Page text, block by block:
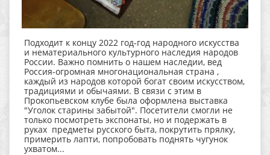
Подходит к концу 2022 год-год народного искусства
и нематериального культурного наследия народов
России. Важно помнить о нашем наследии, вед
Россия-огромная многонациональная страна ,
каждый из народов которой богат своим искусством,
традициями и обычаями. В связи с этим в
Прокопьевском клубе была оформлена выставка
"Уголок старины забытой". Посетители смогли не
только посмотреть экспонаты, но и подержать в
руках предметы русского быта, покрутить прялку,
примерить лапти, попробовать поднять чугунок
ухватом...